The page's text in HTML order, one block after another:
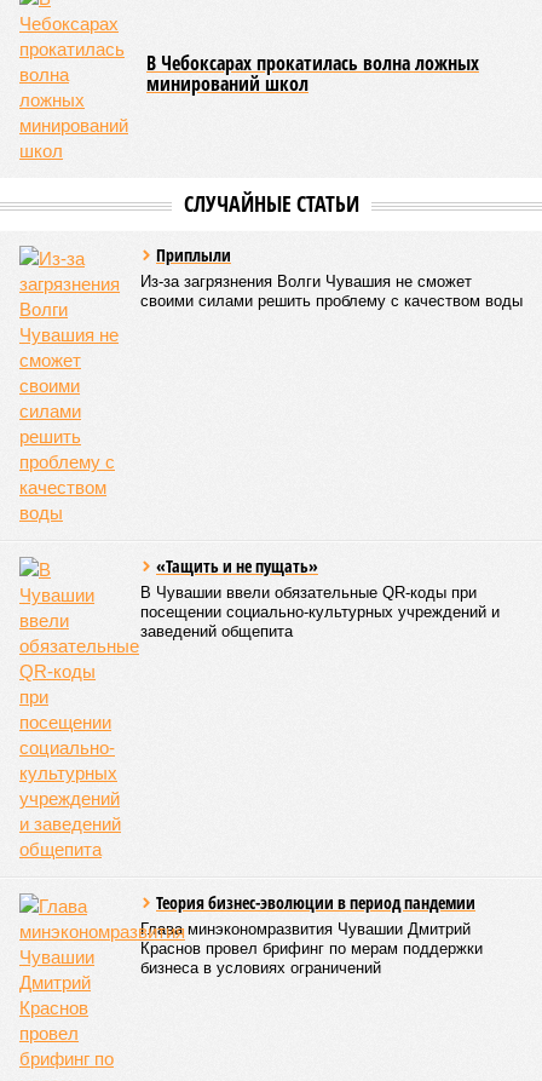
блюдо не соответствовало установленным нормам по
показателю калорийности.
Все лагеря перед началом работы смен прошли
обязательную обработку территорий против клещей,
грызунов и насекомых. Питание в учреждениях
обеспечивают 21 оператор, причём в отношении каждого из
В ходе заседания был также вынесен на обсуждение ряд
предложений, направленных на обеспечение санитарно-
эпидемиологического благополучия детей в летних лагерях
и на повышение действенности самой системы
оздоровления. В качестве основного приоритета было
выделено обеспечение оздоровительных учреждений
качественными пищевыми продуктами, а детей –
полноценным и сбалансированным питанием. Все лагеря в
обязательном порядке должны располагать санитарно-
эпидемиологическим заключением (СЭЗ), которое
подтверждает соответствие учреждения требованиям
действующего санитарного законодательства. Отсутствие
действующего СЭЗ является основанием для запрета на
того, участники заседания обратили внимание на
необходимость постоянного контроля за поставщиками
продуктов и организаторами питания, за своевременным
исполнением ранее выданных предписаний по устранению
нарушений, а также за соблюдением сроков прохождения
медицинских осмотров и гигиенического обучения
персоналом.
двух больниц
КОММЕНТАРИИ 0
06/08
Суд аннулировал ошибочно оформленные кредиты